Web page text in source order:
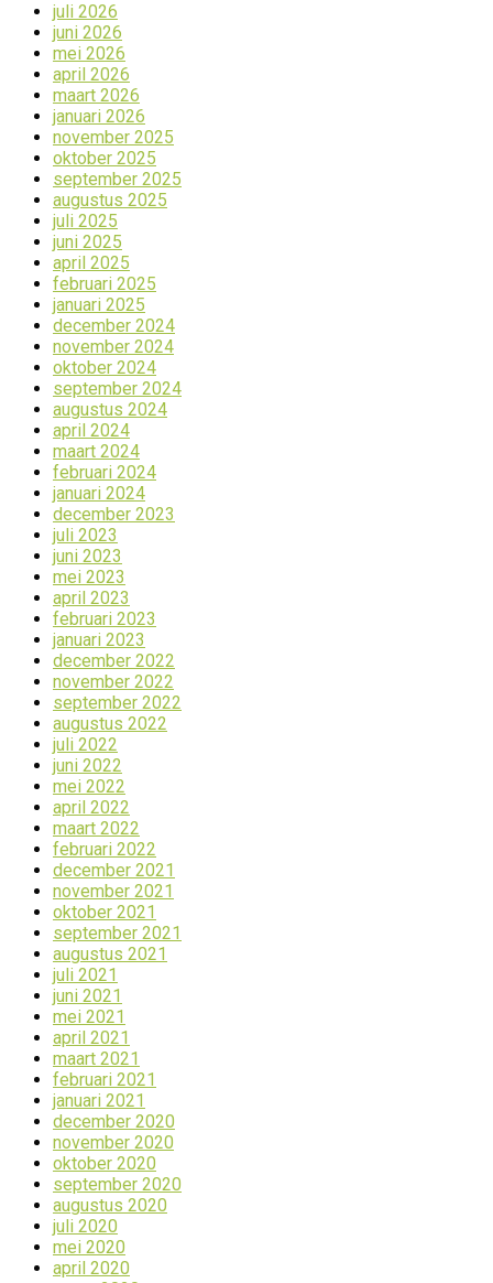
juli 2026
juni 2026
mei 2026
april 2026
maart 2026
januari 2026
november 2025
oktober 2025
september 2025
augustus 2025
juli 2025
juni 2025
april 2025
februari 2025
januari 2025
december 2024
november 2024
oktober 2024
september 2024
augustus 2024
april 2024
maart 2024
februari 2024
januari 2024
december 2023
juli 2023
juni 2023
mei 2023
april 2023
februari 2023
januari 2023
december 2022
november 2022
september 2022
augustus 2022
juli 2022
juni 2022
mei 2022
april 2022
maart 2022
februari 2022
december 2021
november 2021
oktober 2021
september 2021
augustus 2021
juli 2021
juni 2021
mei 2021
april 2021
maart 2021
februari 2021
januari 2021
december 2020
november 2020
oktober 2020
september 2020
augustus 2020
juli 2020
mei 2020
april 2020